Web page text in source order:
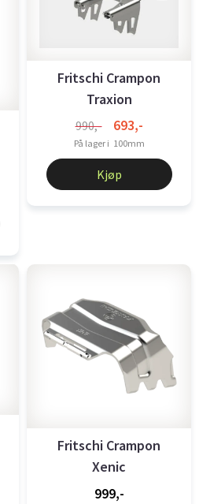
Fritschi Crampon
Traxion
990,- 693,-
På lager i 100mm
Kjøp
Fritschi Crampon
Xenic
999,-